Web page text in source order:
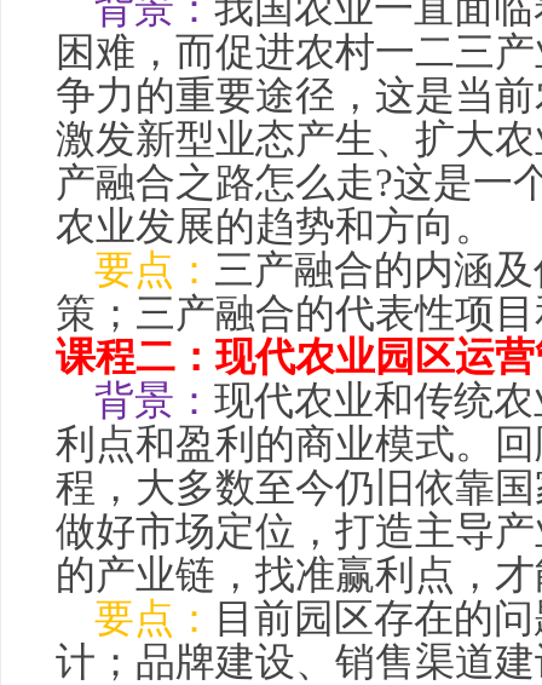
困难，而促进农村一二三
争力的重要途径，这是当
激发新型业态产生、扩大
产融合之路怎么走?这是一
农业发展的趋势和方向。
要点： 三产融合的内涵
策 ；三产融合的代表性项
课程二：现代农业园区运
背景： 现代农业和传统
利点和盈利的商业模式。
程，大多数至今仍旧依靠
做好市场定位，打造主导
的产业链，找准赢利点，
要点： 目前园区存在的
计；品牌建设、销售渠道